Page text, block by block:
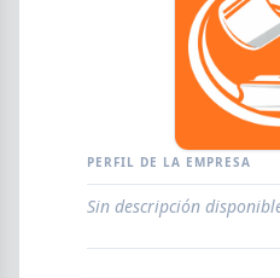
Guía de Empresas
EMPRESAS
PERFIL DE LA EMPRESA
Sin descripción